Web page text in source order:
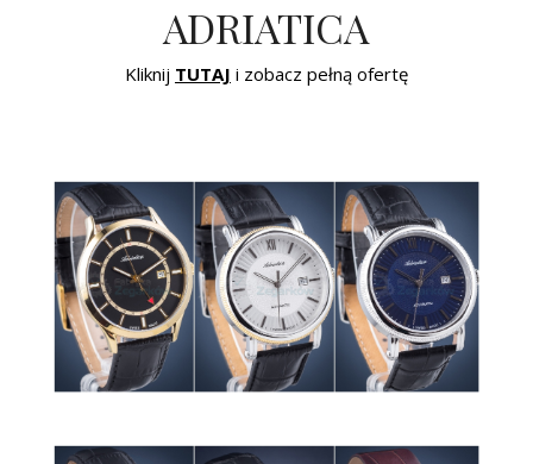
ADRIATICA
Kliknij TUTAJ i zobacz pełną ofertę